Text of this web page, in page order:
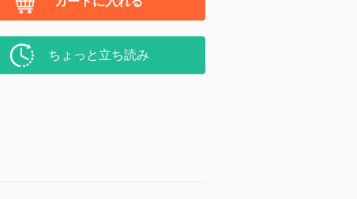
ちょっと立ち読み